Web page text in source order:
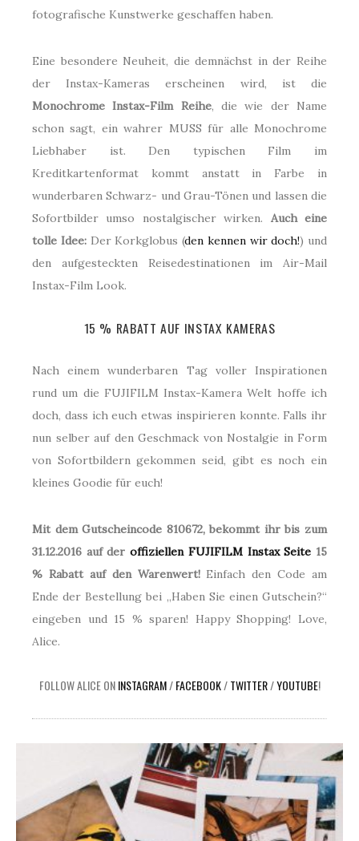
fotografische Kunstwerke geschaffen haben.
Eine besondere Neuheit, die demnächst in der Reihe
der Instax-Kameras erscheinen wird, ist die
Monochrome Instax-Film Reihe, die wie der Name
schon sagt, ein wahrer MUSS für alle Monochrome
Liebhaber ist. Den typischen Film im
Kreditkartenformat kommt anstatt in Farbe in
wunderbaren Schwarz- und Grau-Tönen und lassen die
Sofortbilder umso nostalgischer wirken. Auch eine
tolle Idee: Der Korkglobus (den kennen wir doch!) und
den aufgesteckten Reisedestinationen im Air-Mail
Instax-Film Look.
15 % RABATT AUF INSTAX KAMERAS
Nach einem wunderbaren Tag voller Inspirationen
rund um die FUJIFILM Instax-Kamera Welt hoffe ich
doch, dass ich euch etwas inspirieren konnte. Falls ihr
nun selber auf den Geschmack von Nostalgie in Form
von Sofortbildern gekommen seid, gibt es noch ein
kleines Goodie für euch!
Mit dem Gutscheincode 810672, bekommt ihr bis zum
31.12.2016 auf deroffiziellen FUJIFILM Instax Seite 15
% Rabatt auf den Warenwert! Einfach den Code am
Ende der Bestellung bei „Haben Sie einen Gutschein?“
eingeben und 15 % sparen! Happy Shopping! Love,
Alice.
FOLLOW ALICE ONINSTAGRAM/FACEBOOK/TWITTER/YOUTUBE!